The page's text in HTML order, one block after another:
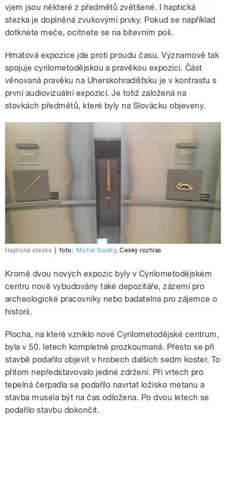
vjem jsou některé z předmětů zvětšené. I haptická
stezka je doplněná zvukovými prvky. Pokud se například
dotknete meče, ocitnete se na bitevním poli.
Hmatová expozice jde proti proudu času. Významově tak
spojuje cyrilometodějskou a pravěkou expozici. Část
věnovaná pravěku na Uherskohradišťsku je v kontrastu s
první audiovizuální expozicí. Je totiž založená na
stovkách předmětů, které byly na Slovácku objeveny.
Haptická stezka foto: Michal Sladký,Český rozhlas
Kromě dvou nových expozic byly v Cyrilometodějském
centru nově vybudovány také depozitáře, zázemí pro
archeologické pracovníky nebo badatelna pro zájemce o
historii.
Plocha, na které vzniklo nové Cyrilometodějské centrum,
byla v 50. letech kompletně prozkoumaná. Přesto se při
stavbě podařilo objevit v hrobech dalších sedm koster. To
přitom nepředstavovalo jediné zdržení. Při vrtech pro
tepelná čerpadla se podařilo navrtat ložisko metanu a
stavba musela být na čas odložena. Po dvou letech se
podařilo stavbu dokončit.